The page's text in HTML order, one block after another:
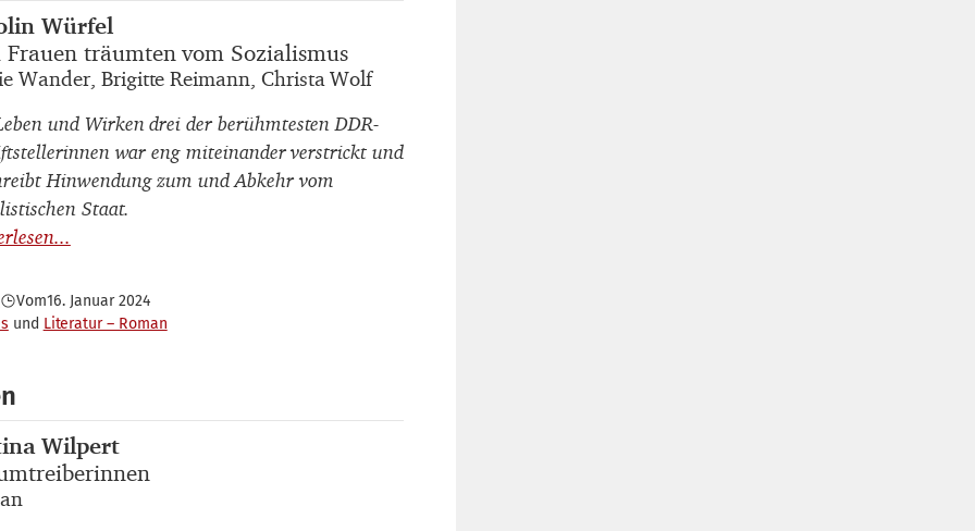
Würfel
Frauen träumten vom Sozialismus
Wander, Brigitte Reimann, Christa Wolf
und Wirken drei der berühmtesten DDR-
war eng miteinander verstrickt und
Hinwendung zum und Abkehr vom
Staat.
Vom16. Januar 2024
Literatur – Roman
Wilpert